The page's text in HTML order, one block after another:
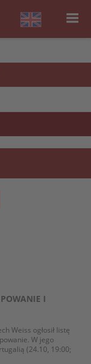
I
Weiss ogłosił listę
W jego
(24.10, 19:00;